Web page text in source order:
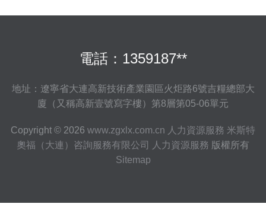
電話：1359187**
地址：遼寧省大連高新技術產業園區火炬路6號吉糧總部大
廈（又稱高新壹號寫字樓）第8層第05-06單元
Copyright © 2026 www.zgxlx.com.cn 人力資源服務 米斯特
奧福（大連）咨詢服務有限公司
人力資源服務 版權所有
Sitemap